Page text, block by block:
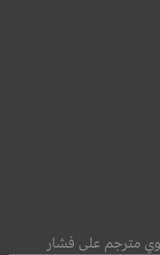
مدينة زد